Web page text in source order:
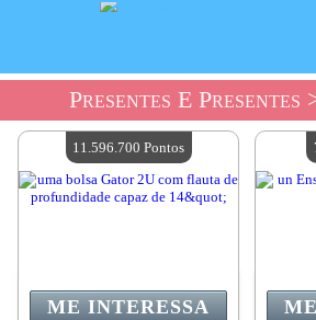
Presentes E Presentes >
ME INTERESSA
11.596.700 Pontos